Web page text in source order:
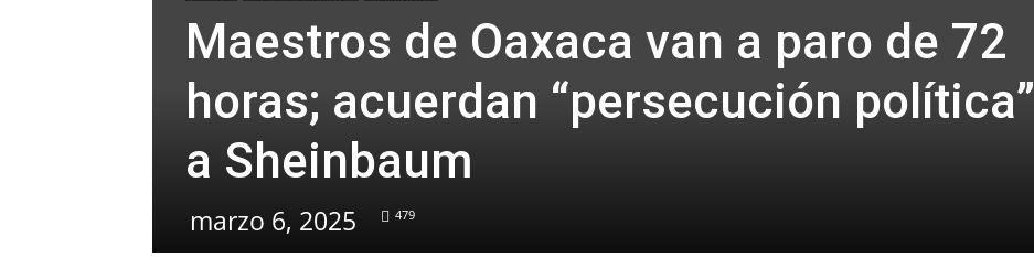
Oaxaca
Maestros de Oaxaca van a paro de 72
horas; acuerdan “persecución política”
a Sheinbaum
marzo 6, 2025 479